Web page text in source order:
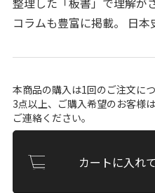
コラムも豊富に掲載。 日本
本商品の購入は1回のご注文に
3点以上、ご購入希望のお客様
ご連絡ください。
カートに入れ